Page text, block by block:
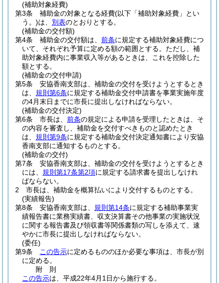
(補助対象経費)
第3条
補助金の対象となる経費(以下「補助対象経費」とい
う。)は、 別表のとおりとする。
(補助金の交付額)
第4条
補助金の交付額は、 前条に規定する補助対象経費につ
いて、それぞれ予算に定める額の範囲とする。 ただし、補
助対象経費内に事業収入等があるときは、これを控除した
額とする。
(補助金の交付申請)
第5条
安協香南支部は、補助金の交付を受けようとするとき
は、 規則第6条に規定する補助金交付申請書を事業実施年度
の4月末日までに市長に提出しなければならない。
(補助金の交付決定)
第6条
市長は、 前条の規定による申請を受理したときは、そ
の内容を審査し、補助金を交付すべきものと認めたとき
は、 規則第9条に規定する補助金交付決定通知書により安協
香南支部に通知するものとする。
(補助金の交付)
第7条
安協香南支部は、補助金の交付を受けようとするとき
には、 規則第17条第2項に規定する請求書を提出しなけれ
ばならない。
2
市長は、補助金を概算払いにより交付するものとする。
(実績報告)
第8条
安協香南支部は、 規則第14条に規定する補助事業実
績報告書に業務実績書、収支決算書その他事業の実施状況
に関する報告書及び領収書等関係書類の写しを添えて、速
やかに市長に提出しなければならない。
(委任)
第9条
この告示に定めるもののほか必要な事項は、市長が別
に定める。
附 則
この告示は、平成22年4月1日から施行する。